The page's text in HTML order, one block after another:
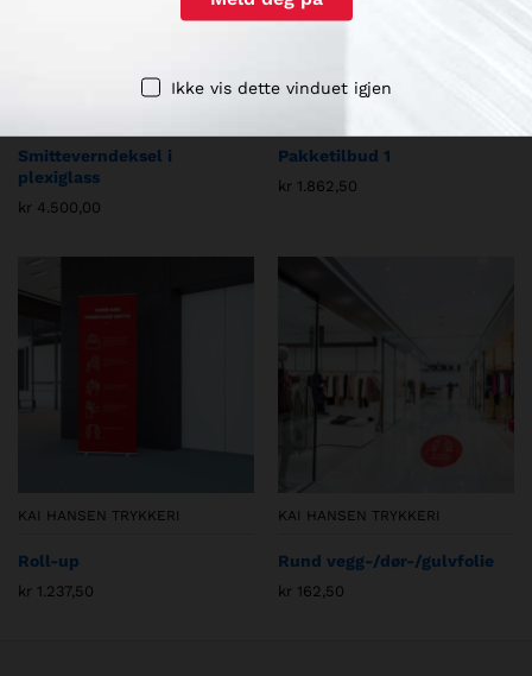
Smitteverndeksel i
plexiglass
kr 4.500,00
Pakketilbud 1
kr 1.862,50
KAI HANSEN TRYKKERI
Roll-up
kr 1.237,50
KAI HANSEN TRYKKERI
Rund vegg-/dør-/gulvfolie
kr 162,50
Ikke vis dette vinduet igjen